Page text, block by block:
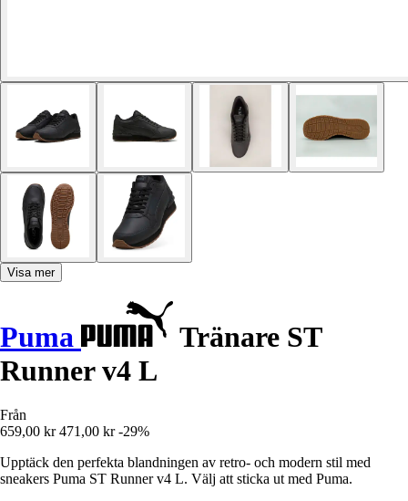
Visa mer
Puma
Tränare ST
Runner v4 L
Från
659,00 kr 471,00 kr -29%
Upptäck den perfekta blandningen av retro- och modern stil med
sneakers Puma ST Runner v4 L. Välj att sticka ut med Puma.